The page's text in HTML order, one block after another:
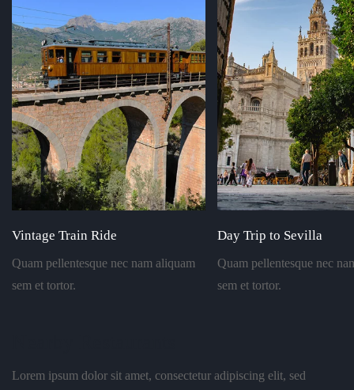
Vintage Train Ride
Quam pellentesque nec nam aliquam
sem et tortor.
Day Trip to Sevilla
Quam pellentesque nec
sem et tortor.
Lorem ipsum dolor sit amet, consectetur adipiscing elit, sed